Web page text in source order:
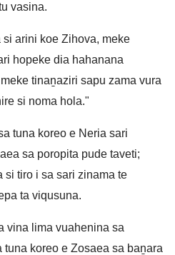
vasina.
arini koe Zihova, meke
hopeke dia hahanana
tinaṉaziri sapu zama vura
si noma hola."
tuna koreo e Neria sari
sa poropita pude taveti;
si tiro i sa sari zinama te
ta viqusuna.
vina lima vuahenina sa
koreo e Zosaea sa baṉara